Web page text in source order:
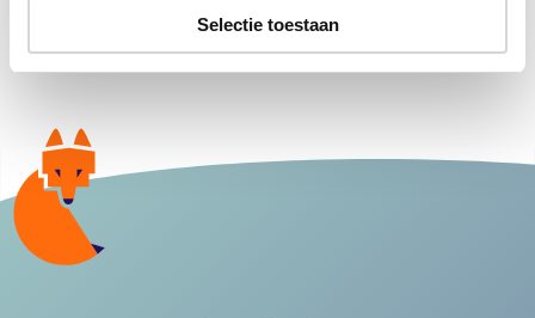
Selectie toestaan